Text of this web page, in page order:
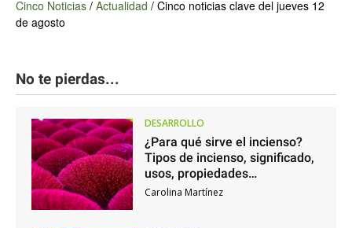
Cinco Noticias / Actualidad / Cinco noticias clave del jueves 12
de agosto
No te pierdas...
DESARROLLO
¿Para qué sirve el incienso?
Tipos de incienso, significado,
usos, propiedades…
Carolina Martínez